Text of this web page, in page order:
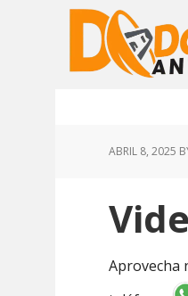
Skip
main
content
Skip
footer
ABRIL 8, 2025
Aprovecha